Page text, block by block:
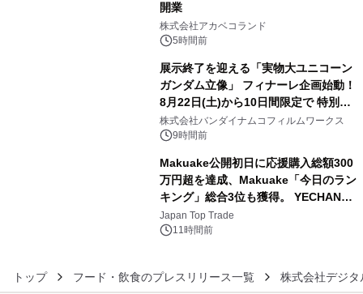
開業
株式会社アカベコランド
5時間前
展示終了を迎える「実物大ユニコーン
ガンダム立像」 フィナーレ企画始動！
8月22日(土)から10日間限定で 特別映
像『UNICORN GUNDAM Statue ―
BEYOND POSSIBILITY ―』を上映！
株式会社バンダイナムコフィルムワークス
9時間前
Makuake公開初日に応援購入総額300
万円超を達成、Makuake「今日のラン
キング」総合3位も獲得。 YECHAN音
浴シンギングボウル第2弾の大型サイ
ズ（XL・2XL・3XL）を先行販売中
Japan Top Trade
11時間前
トップ フード・飲食のプレスリリース一覧 株式会社デジ